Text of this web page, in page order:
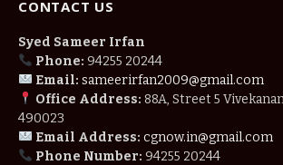
CONTACT US
Syed Sameer Irfan
Phone: 94255 20244
Email: sameerirfan2009@gmail.com
Office Address: 88A, Street 5
490023
Email Address: cgnow.in@gmail.com
Phone Number: 94255 20244